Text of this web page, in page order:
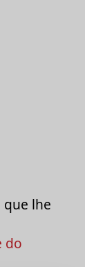
que lhe
do